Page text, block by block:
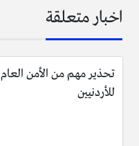
اخبار متعلقة
تحذير مهم من الأمن العام
للأردنيين